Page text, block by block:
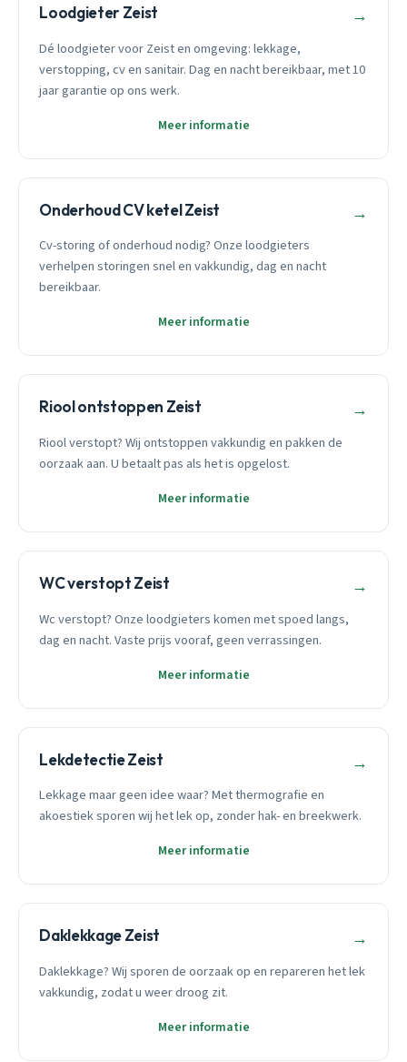
Loodgieter Zeist →
Dé loodgieter voor Zeist en omgeving: lekkage,
verstopping, cv en sanitair. Dag en nacht bereikbaar, met 10
jaar garantie op ons werk.
Meer informatie
Onderhoud CV ketel Zeist →
Cv-storing of onderhoud nodig? Onze loodgieters
verhelpen storingen snel en vakkundig, dag en nacht
bereikbaar.
Meer informatie
Riool ontstoppen Zeist →
Riool verstopt? Wij ontstoppen vakkundig en pakken de
oorzaak aan. U betaalt pas als het is opgelost.
Meer informatie
WC verstopt Zeist →
Wc verstopt? Onze loodgieters komen met spoed langs,
dag en nacht. Vaste prijs vooraf, geen verrassingen.
Meer informatie
Lekdetectie Zeist →
Lekkage maar geen idee waar? Met thermografie en
akoestiek sporen wij het lek op, zonder hak- en breekwerk.
Meer informatie
Daklekkage Zeist →
Daklekkage? Wij sporen de oorzaak op en repareren het lek
vakkundig, zodat u weer droog zit.
Meer informatie